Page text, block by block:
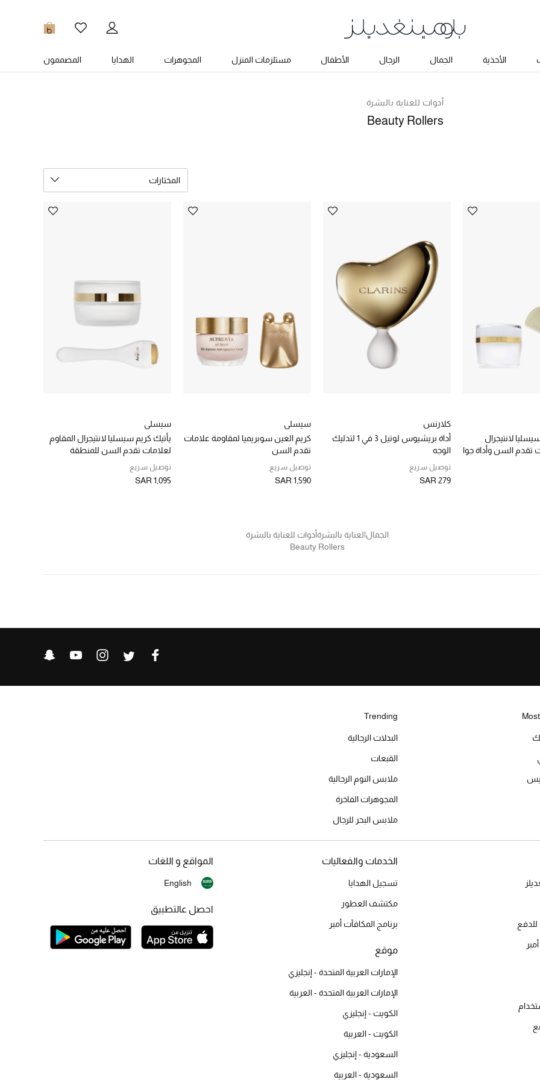
0
الأحذية الجمال الرجال الأطفال مستلزمات المنزل المجوهرات الهدايا المصممون
أدوات للعناية بالبشرة
Beauty Rollers
المختارات
لانتيجرال
تقدم السن وأداة جوا
كلارنس
أداة بريشيوس لوتيل 3 في 1 لتدليك
الوجه
توصيل سريع
SAR 279
سيسلي
كريم العين سوبريميا لمقاومة علامات
تقدم السن
توصيل سريع
SAR 1,590
سيسلي
يأتيك كريم سيسليا لانتيجرال المقاوم
لعلامات تقدم السن للمنطقة
المحيطة بالعين من سيسلي ب
توصيل سريع
SAR 1,095
الجمالالعناية بالبشرةأدوات للعناية بالبشرة
Beauty Rollers
Trending
البدلات الرجالية
القبعات
ملابس النوم الرجالية
المجوهرات الفاخرة
ملابس البحر للرجال
الخدمات والفعاليات
تسجيل الهدايا
مكتشف العطور
برنامج المكافآت أمبر
موقع
الإمارات العربية المتحدة - إنجليزي
الإمارات العربية المتحدة - العربية
الكويت - إنجليزي
الكويت - العربية
السعودية - إنجليزي
السعودية - العربية
المواقع و اللغات
English
احصل عالتطبيق